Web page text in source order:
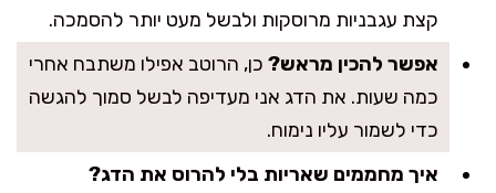
קצת עגבניות מרוסקות ולבשל מעט יותר להסמכה.
אפשר להכין מראש? כן, הרוטב אפילו משתבח אחרי
כמה שעות. את הדג אני מעדיפה לבשל סמוך להגשה
כדי לשמור עליו נימוח.
איך מחממים שאריות בלי להרוס את הדג?